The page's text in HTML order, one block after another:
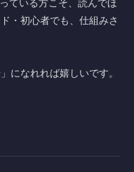
・初心者でも、仕組みさ
になれれば嬉しいです。